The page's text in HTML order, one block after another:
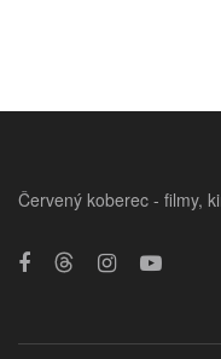
Červený koberec - filmy,